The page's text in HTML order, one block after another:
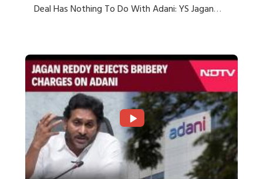
Deal Has Nothing To Do With Adani: YS Jagan